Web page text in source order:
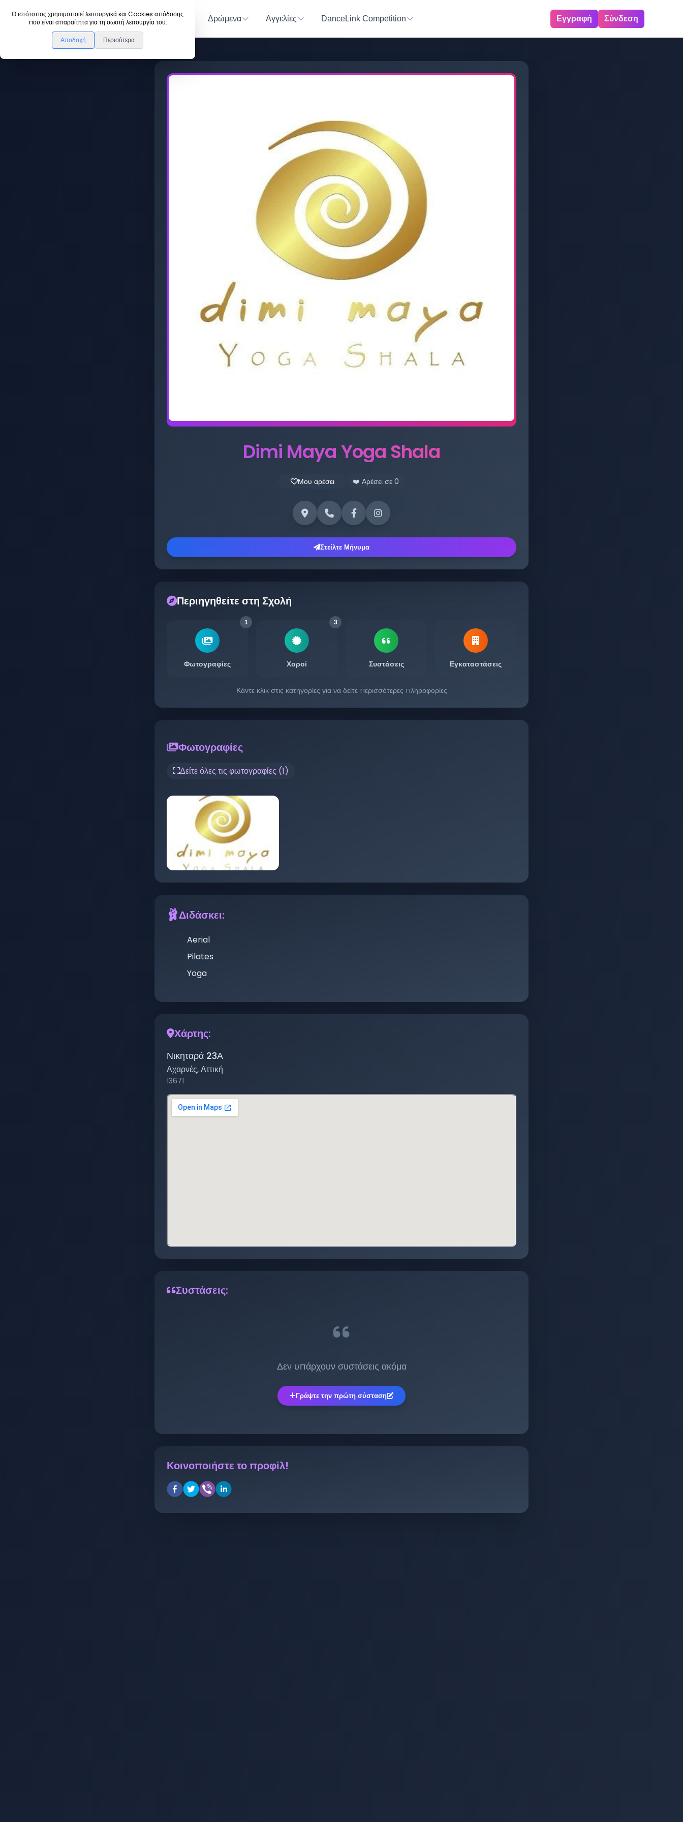
Ο ιστότοπος χρησιμοποιεί λειτουργικά και Cookies απόδοσης
που είναι απαραίτητα για τη σωστή λειτουργία του.
Αποδοχή Περισότερα
DanceLink Μέλη Δρώμενα Αγγελίες DanceLink Competition Εγγραφή Σύνδεση
Dimi Maya Yoga Shala
Μου αρέσει ❤️ Αρέσει σε 0
Στείλτε Μήνυμα
Περιηγηθείτε στη Σχολή
Φωτογραφίες
1
Χοροί
3
Συστάσεις Εγκαταστάσεις
Κάντε κλικ στις κατηγορίες για να δείτε περισσότερες πληροφορίες
Φωτογραφίες
Δείτε όλες τις φωτογραφίες (1)
🩰Διδάσκει:
Aerial
Pilates
Yoga
Χάρτης:
Νικηταρά 23Α
Αχαρνές,Αττική
13671
Συστάσεις:
Δεν υπάρχουν συστάσεις ακόμα
Γράψτε την πρώτη σύσταση
Κοινοποιήστε το προφίλ!